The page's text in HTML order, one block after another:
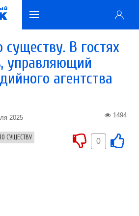
существу. В гостях
управляющий
агентства
2025 1494
СУЩЕСТВУ 0